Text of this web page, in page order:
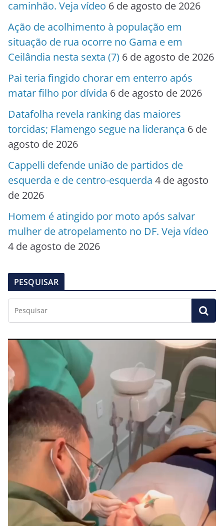
caminhão. Veja vídeo 6 de agosto de 2026
Ação de acolhimento à população em
situação de rua ocorre no Gama e em
Ceilândia nesta sexta (7) 6 de agosto de 2026
Pai teria fingido chorar em enterro após
matar filho por dívida 6 de agosto de 2026
Datafolha revela ranking das maiores
torcidas; Flamengo segue na liderança 6 de
agosto de 2026
Cappelli defende união de partidos de
esquerda e de centro-esquerda 4 de agosto
de 2026
Homem é atingido por moto após salvar
mulher de atropelamento no DF. Veja vídeo
4 de agosto de 2026
PESQUISAR